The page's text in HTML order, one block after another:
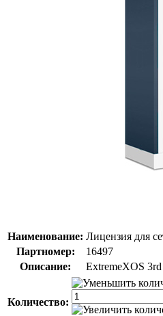
Наименование: Лицензия для
Партномер:
16497
Описание:
ExtremeXOS
Количество: